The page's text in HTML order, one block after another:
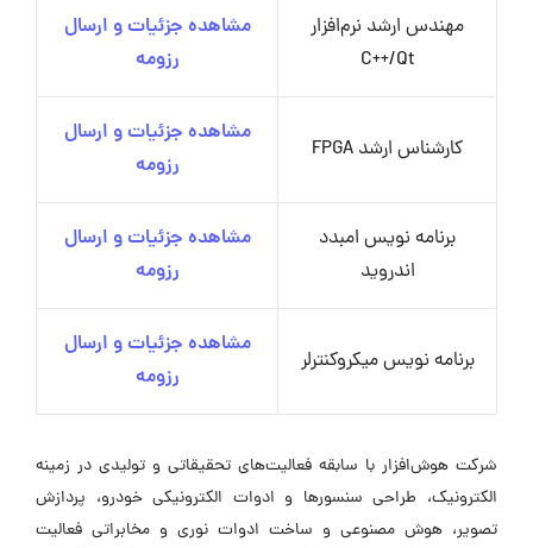
مهندس ارشد نرم‌افزار
C++/Qt
مشاهده جزئیات و ارسال
رزومه
کارشناس ارشد FPGA
مشاهده جزئیات و ارسال
رزومه
برنامه نویس امبدد
اندروید
مشاهده جزئیات و ارسال
رزومه
برنامه نویس میکروکنترلر
مشاهده جزئیات و ارسال
رزومه
شرکت هوش‌افزار با سابقه فعالیت‌های تحقیقاتی و تولیدی در زمینه
الکترونیک، طراحی سنسورها و ادوات الکترونیکی خودرو، پردازش
تصویر، هوش مصنوعی و ساخت ادوات نوری و مخابراتی فعالیت